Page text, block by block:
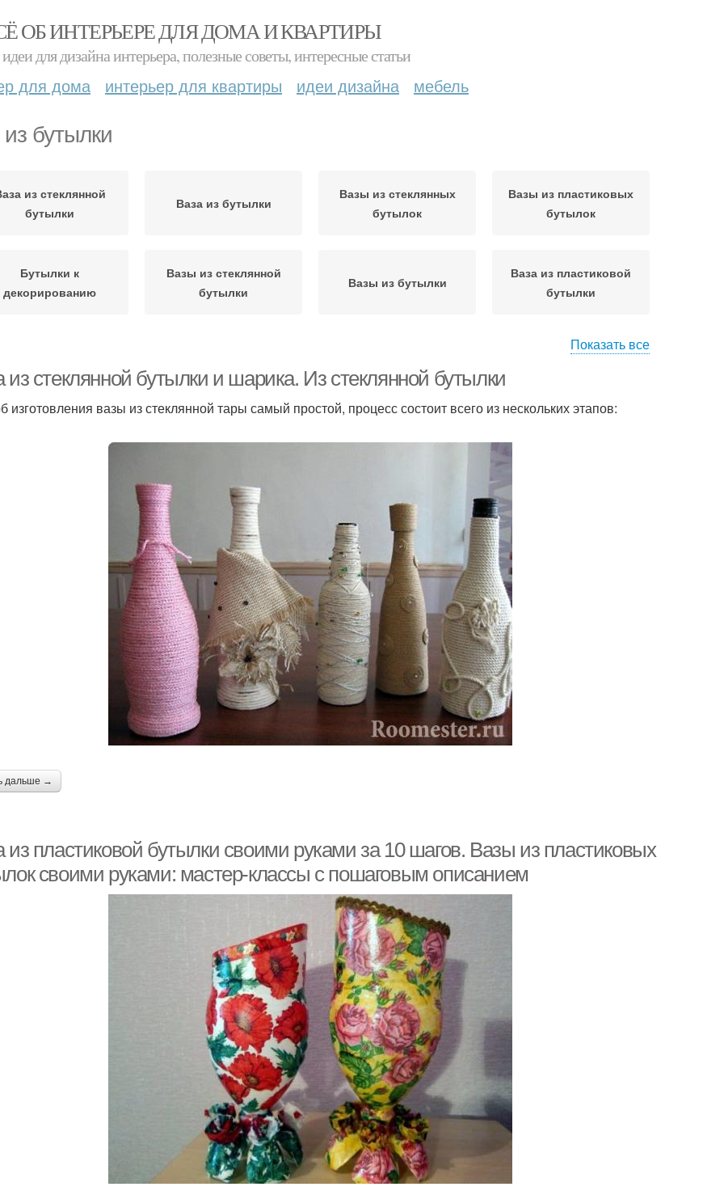
ОБ ИНТЕРЬЕРЕ ДЛЯ ДОМА И КВАРТИРЫ
для дизайна интерьера, полезные советы, интересные статьи
для дома интерьер для квартиры идеи дизайна мебель
из бутылки
из стеклянной
бутылки
Ваза из бутылки
Вазы из стеклянных
бутылок
Вазы из пластиковых
бутылок
Бутылки к
декорированию
Вазы из стеклянной
бутылки
Вазы из бутылки
Ваза из пластиковой
бутылки
бутылки
Ваза из пластиковых
Пластиковые бутылки
Стеклянная бутылка Бутылки в вазу
Котик из пластиковой
бутылки
Вазочки из бутылок
Показать все
из стеклянной бутылки и шарика. Из стеклянной бутылки
изготовления вазы из стеклянной тары самый простой, процесс состоит всего из нескольких этапов:
дальше →
из пластиковой бутылки своими руками за 10 шагов. Вазы из пластиковых
своими руками: мастер-классы с пошаговым описанием